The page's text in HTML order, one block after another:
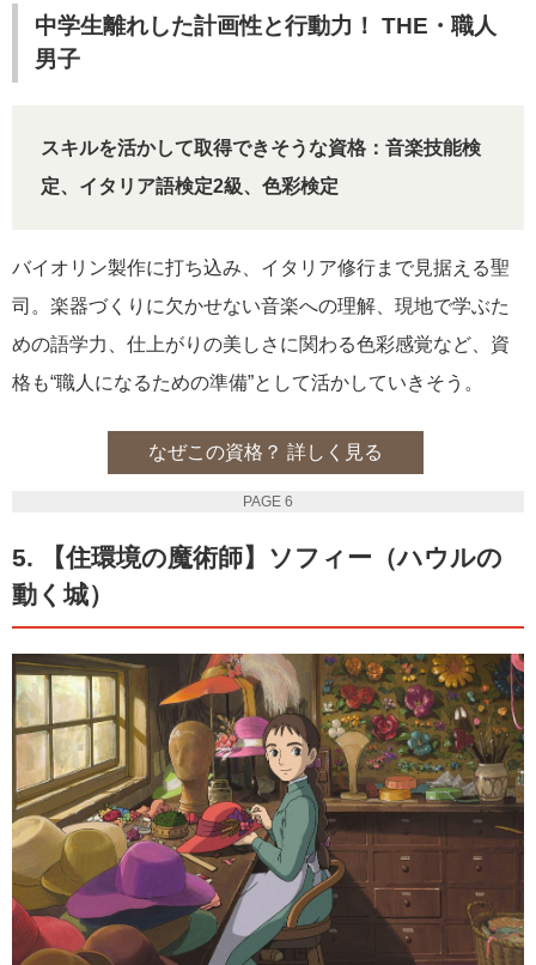
中学生離れした計画性と行動力！ THE・職人
男子
スキルを活かして取得できそうな資格：音楽技能検
定、イタリア語検定2級、色彩検定
バイオリン製作に打ち込み、イタリア修行まで見据える聖
司。楽器づくりに欠かせない音楽への理解、現地で学ぶた
めの語学力、仕上がりの美しさに関わる色彩感覚など、資
格も“職人になるための準備”として活かしていきそう。
なぜこの資格？ 詳しく見る
PAGE 6
5. 【住環境の魔術師】ソフィー（ハウルの
動く城）